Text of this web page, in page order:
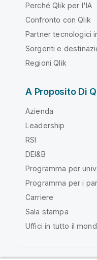
Perché Qlik per l'IA
Confronto con Qlik
Partner tecnologici
Sorgenti e
Regioni Qlik
A Proposito Di
Azienda
Leadership
RSI
DEI&B
Programma per
Programma per i
Carriere
Sala stampa
Uffici in tutto il